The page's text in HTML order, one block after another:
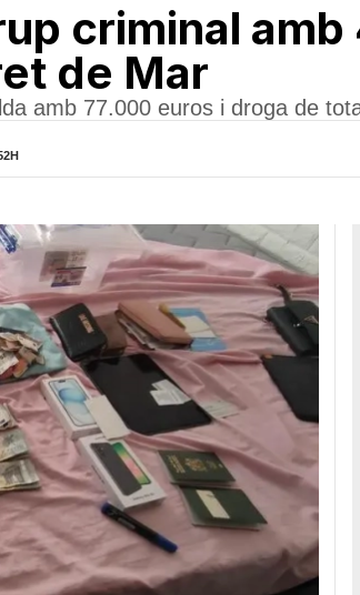
criminal
de Mar
amb 77.000 euros i droga de